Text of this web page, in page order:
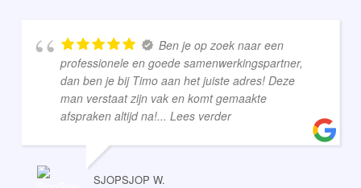
Ben je op zoek naar een
professionele en goede samenwerkingspartner,
dan ben je bij Timo aan het juiste adres! Deze
man verstaat zijn vak en komt gemaakte
afspraken altijd na!... Lees verder
SJOPSJOP W.